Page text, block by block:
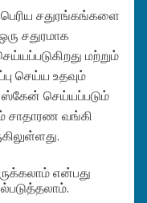
பெரிய சதுரங்கங்களை
சதுரமாக
மற்றும்
செய்ய உதவும்
செய்யப்படும்
சாதாரண வங்கி
என்பது